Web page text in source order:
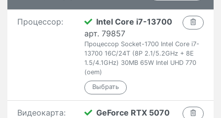
Процессор:
Intel Core i7-13700
арт. 79857
Процессор Socket-1700 Intel Core i7-
13700 16C/24T (8P 2.1/5.2GHz + 8E
1.5/4.1GHz) 30MB 65W Intel UHD 770
(oem)
Видеокарта:
GeForce RTX 5070